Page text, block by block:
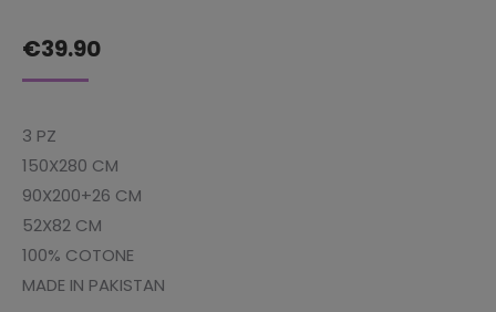
€39.90
3 PZ
150X280 CM
90X200+26 CM
52X82 CM
100% COTONE
MADE IN PAKISTAN